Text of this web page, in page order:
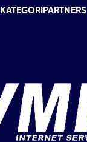
KATEGORIPARTNERS